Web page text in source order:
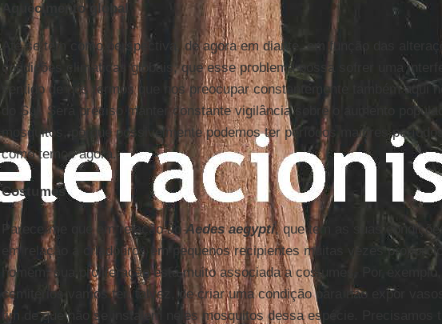
Aquecimento global
Até se tem como perspectiva, de agora em diante, em função das
condições climáticas globais, que esse problema possa sofrer uma
sentido de nós termos que nos preocupar constantemente também aqui
do Sul. Será preciso manter constante vigilância sobre o aumento
mosquitos, porque possivelmente podemos ter períodos maiores
como temos agora.
Costumes
Parece-me que em relação aoAedes aegypti, que tem as suas
em relação a criadouros em pequenos recipientes muitas vezes
homem, sua proliferação está muito associada a costumes. Por
cemitérios vamos ter, talvez, de criar uma condição para não expor
fim de que não se instalem neles mosquitos dessa espécie. Precisamos